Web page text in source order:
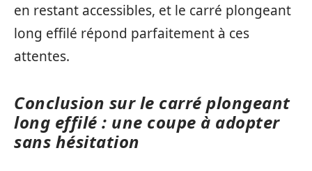
en restant accessibles, et le carré plongeant
long effilé répond parfaitement à ces
attentes.
Conclusion sur le carré plongeant
long effilé : une coupe à adopter
sans hésitation